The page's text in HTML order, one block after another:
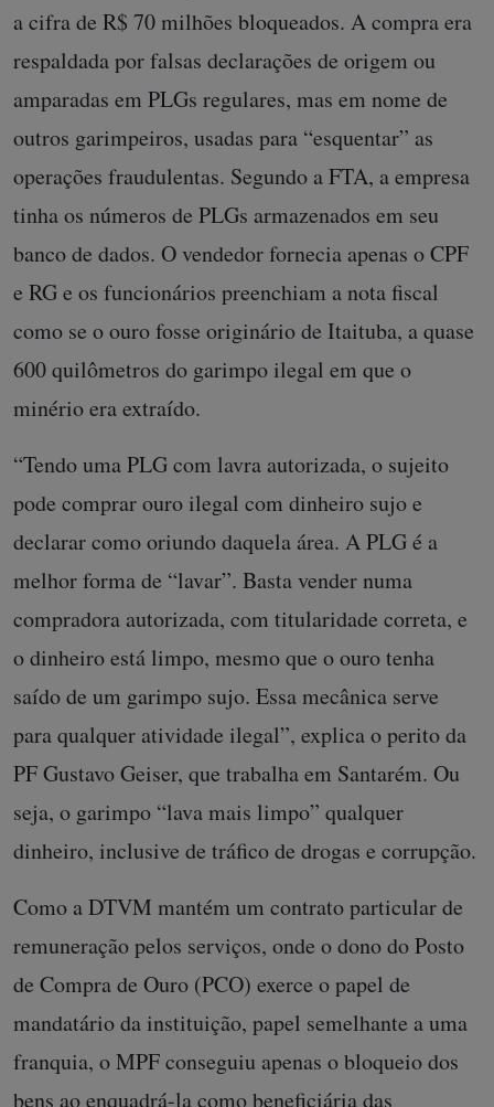
a cifra de R$ 70 milhões bloqueados. A compra era
respaldada por falsas declarações de origem ou
amparadas em PLGs regulares, mas em nome de
outros garimpeiros, usadas para “esquentar” as
operações fraudulentas. Segundo a FTA, a empresa
tinha os números de PLGs armazenados em seu
banco de dados. O vendedor fornecia apenas o CPF
e RG e os funcionários preenchiam a nota fiscal
como se o ouro fosse originário de Itaituba, a quase
600 quilômetros do garimpo ilegal em que o
minério era extraído.
“Tendo uma PLG com lavra autorizada, o sujeito
pode comprar ouro ilegal com dinheiro sujo e
declarar como oriundo daquela área. A PLG é a
melhor forma de “lavar”. Basta vender numa
compradora autorizada, com titularidade correta, e
o dinheiro está limpo, mesmo que o ouro tenha
saído de um garimpo sujo. Essa mecânica serve
para qualquer atividade ilegal”, explica o perito da
PF Gustavo Geiser, que trabalha em Santarém. Ou
seja, o garimpo “lava mais limpo” qualquer
dinheiro, inclusive de tráfico de drogas e corrupção.
Como a DTVM mantém um contrato particular de
remuneração pelos serviços, onde o dono do Posto
de Compra de Ouro (PCO) exerce o papel de
mandatário da instituição, papel semelhante a uma
franquia, o MPF conseguiu apenas o bloqueio dos
bens ao enquadrá-la como beneficiária das